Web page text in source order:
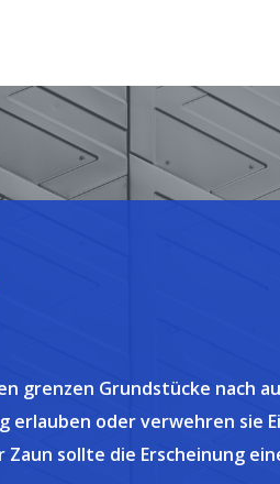
grenzen Grundstücke nach
erlauben oder verwehren sie
Zaun sollte die Erscheinung